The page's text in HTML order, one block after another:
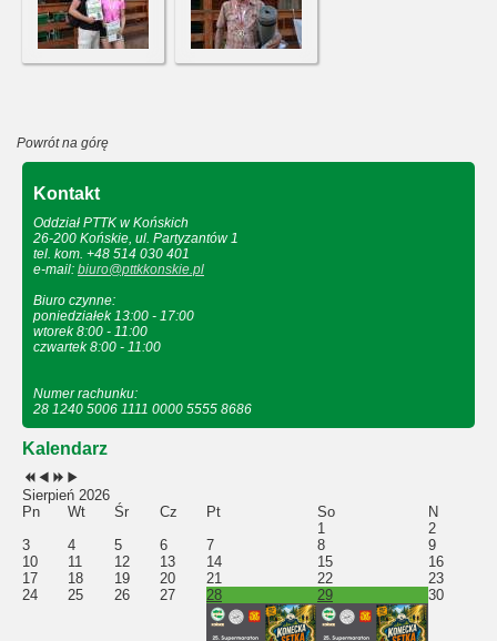
Powrót na górę
Kontakt
Oddział PTTK w Końskich
26-200 Końskie, ul. Partyzantów 1
tel. kom. +48 514 030 401
e-mail: biuro@pttkkonskie.pl
Biuro czynne:
poniedziałek 13:00 - 17:00
wtorek 8:00 - 11:00
czwartek 8:00 - 11:00
Numer rachunku:
28 1240 5006 1111 0000 5555 8686
Kalendarz
Sierpień 2026
Pn
Wt Śr Cz Pt So
N
1
2
3
4 5 6 7 8
9
10
11 12 13 14 15
16
17
18 19 20 21 22
23
24
25 26 27 28 29 30